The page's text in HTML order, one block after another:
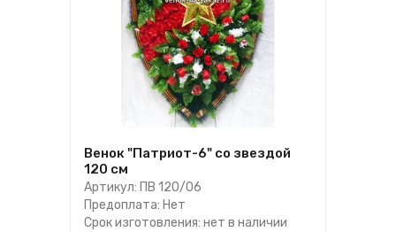
Венок "Патриот-6" со звездой
120 см
Артикул: ПВ 120/06
Предоплата: Нет
Срок изготовления: нет в наличии